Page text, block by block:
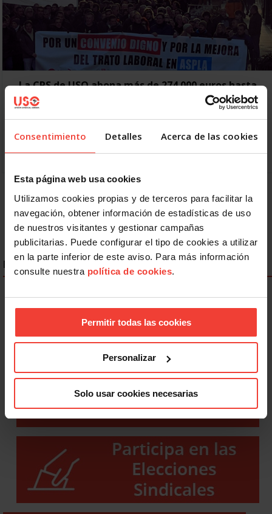
Consentimiento Detalles Acerca de las cookies
Esta página web usa cookies
Utilizamos cookies propias y de terceros para facilitar la
navegación, obtener información de estadísticas de uso
de nuestros visitantes y gestionar campañas
publicitarias. Puede configurar el tipo de cookies a utilizar
en la parte inferior de este aviso. Para más información
consulte nuestra política de cookies.
Permitir todas las cookies
Personalizar
Solo usar cookies necesarias
La CRS de USO abona más de 274.000 euros hasta
julio
18 AGOSTO, 2023
La Caja de Resistencia y Solidaridad (CRS) ha apoyado
económicamente a la afiliación de USO con 274.864 euros
en los siete primeros meses del año Más…
1 2 3 4 Siguiente
ENLACES DESTACADOS